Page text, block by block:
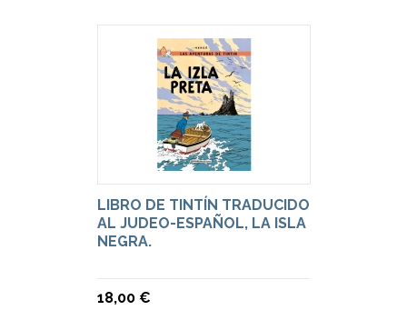
LIBRO DE TINTÍN TRADUCIDO
AL JUDEO-ESPAÑOL, LA ISLA
NEGRA.
18,00 €